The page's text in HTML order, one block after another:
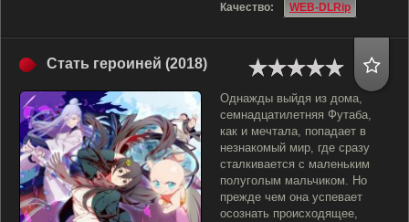
Качество:
WEB-DLRip
Стать героиней (2018)
Однажды выйдя из дома,
семнадцатилетняя Футаба,
как и мечтала, попадает в
незнакомый мир, где сразу
сталкивается с маленьким
полуголым мальчиком. Но
прежде чем она успевает
осознать происходящее,